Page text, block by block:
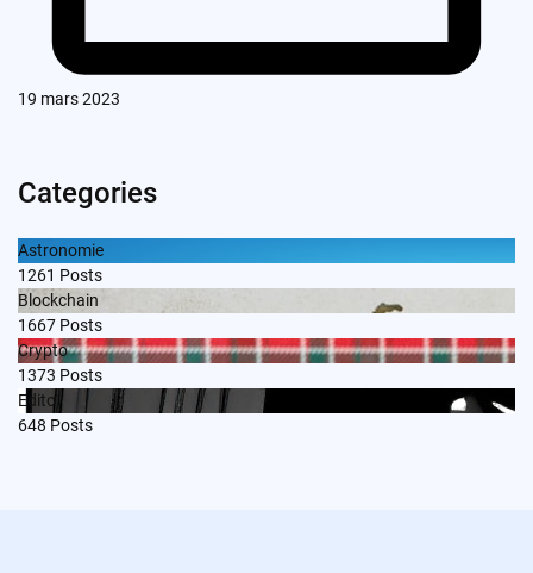
19 mars 2023
Categories
Astronomie
1261 Posts
Blockchain
1667 Posts
Crypto
1373 Posts
Edito
648 Posts